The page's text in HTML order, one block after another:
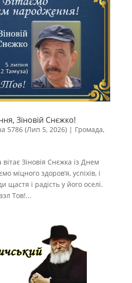
Зіновій Снєжко!
5786 (Лип 5, 2026)| Громада,
Зіновія Снєжка із Днем
міцного здоров’я, успіхів, і
щастя і радість у його оселі.
Тов!...